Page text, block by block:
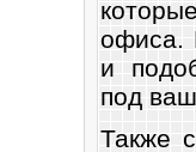
офиса.
и
под
Также